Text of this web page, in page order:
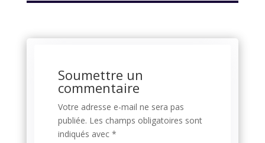
Soumettre un
commentaire
Votre adresse e-mail ne sera pas
publiée. Les champs obligatoires sont
indiqués avec *